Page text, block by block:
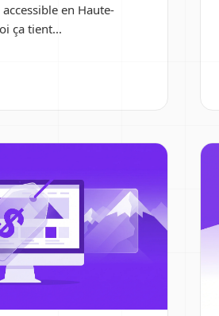
en Haute-
ça tient...